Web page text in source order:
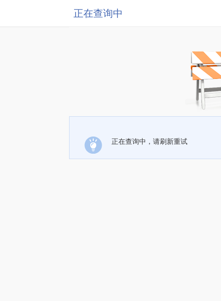
正在查询中
正在查询中，请刷新重试